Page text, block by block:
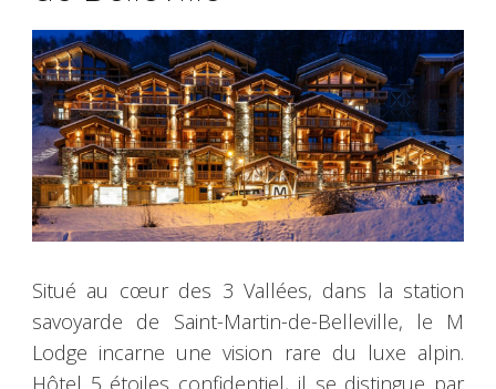
Situé au cœur des 3 Vallées, dans la station
savoyarde de Saint-Martin-de-Belleville, le M
Lodge incarne une vision rare du luxe alpin.